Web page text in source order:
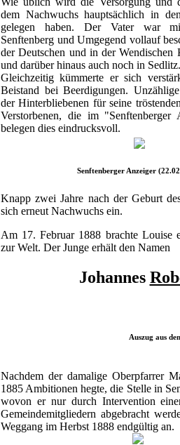
dem Nachwuchs hauptsächlich in
gelegen haben. Der Vater war
Senftenberg und Umgegend vollauf
der Deutschen und in der Wendischen
und darüber hinaus auch noch in Sedlitz.
Gleichzeitig kümmerte er sich
Beistand bei Beerdigungen.
der Hinterbliebenen für seine
Verstorbenen, die im "Senftenberger
belegen dies eindrucksvoll.
Senftenberger Anzeiger
Knapp zwei Jahre nach der Geburt
sich erneut Nachwuchs ein.
Am 17. Februar 1888 brachte Louise
zur Welt. Der Junge erhält den Namen
Johannes
Auszug aus
Nachdem der damalige Oberpfarrer
1885 Ambitionen hegte, die Stelle in
wovon er nur durch Intervention
Gemeindemitgliedern abgebracht
Weggang im Herbst 1888 endgültig an.